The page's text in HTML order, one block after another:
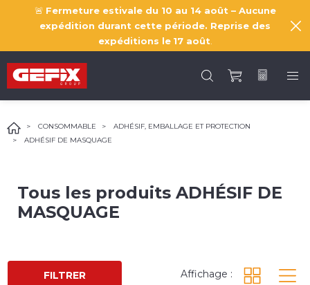
🚨 Fermeture estivale du 10 au 14 août – Aucune
expédition durant cette période. Reprise des
expéditions le 17 août
CONSOMMABLE
ADHÉSIF, EMBALLAGE ET PROTECTION
ADHÉSIF DE MASQUAGE
Tous les produits ADHÉSIF DE
MASQUAGE
FILTRER Affichage :